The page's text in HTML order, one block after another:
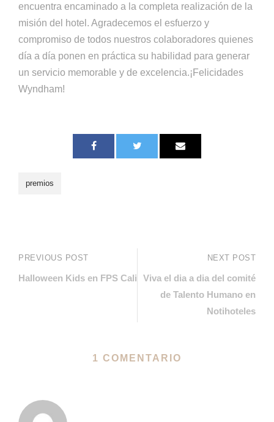
encuentra encaminado a la completa realización de la
misión del hotel. Agradecemos el esfuerzo y
compromiso de todos nuestros colaboradores quienes
día a día ponen en práctica su habilidad para generar
un servicio memorable y de excelencia.¡Felicidades
Wyndham!
premios
PREVIOUS POST
Halloween Kids en FPS Cali
NEXT POST
Viva el dia a dia del comité
de Talento Humano en
Notihoteles
1 COMENTARIO